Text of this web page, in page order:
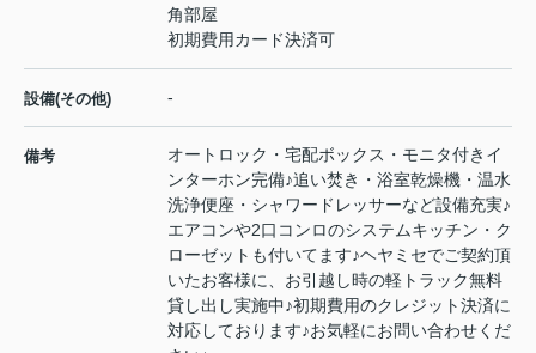
角部屋
初期費用カード決済可
設備(その他) -
備考
オートロック・宅配ボックス・モニタ付きイ
ンターホン完備♪追い焚き・浴室乾燥機・温水
洗浄便座・シャワードレッサーなど設備充実♪
エアコンや2口コンロのシステムキッチン・ク
ローゼットも付いてます♪ヘヤミセでご契約頂
いたお客様に、お引越し時の軽トラック無料
貸し出し実施中♪初期費用のクレジット決済に
対応しております♪お気軽にお問い合わせくだ